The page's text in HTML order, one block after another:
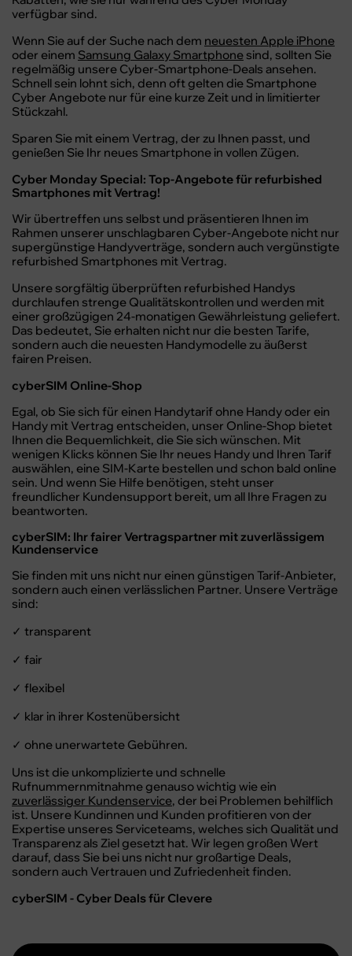
verfügbar sind.
Wenn Sie auf der Suche nach dem neuesten Apple iPhone
oder einem Samsung Galaxy Smartphone sind, sollten Sie
regelmäßig unsere Cyber-Smartphone-Deals ansehen.
Schnell sein lohnt sich, denn oft gelten die Smartphone
Cyber Angebote nur für eine kurze Zeit und in limitierter
Stückzahl.
Sparen Sie mit einem Vertrag, der zu Ihnen passt, und
genießen Sie Ihr neues Smartphone in vollen Zügen.
Cyber Monday Special: Top-Angebote für refurbished
Smartphones mit Vertrag!
Wir übertreffen uns selbst und präsentieren Ihnen im
Rahmen unserer unschlagbaren Cyber-Angebote nicht nur
supergünstige Handyverträge, sondern auch vergünstigte
refurbished Smartphones mit Vertrag.
Unsere sorgfältig überprüften refurbished Handys
durchlaufen strenge Qualitätskontrollen und werden mit
einer großzügigen 24-monatigen Gewährleistung geliefert.
Das bedeutet, Sie erhalten nicht nur die besten Tarife,
sondern auch die neuesten Handymodelle zu äußerst
fairen Preisen.
cyberSIM Online-Shop
Egal, ob Sie sich für einen Handytarif ohne Handy oder ein
Handy mit Vertrag entscheiden, unser Online-Shop bietet
Ihnen die Bequemlichkeit, die Sie sich wünschen. Mit
wenigen Klicks können Sie Ihr neues Handy und Ihren Tarif
auswählen, eine SIM-Karte bestellen und schon bald online
sein. Und wenn Sie Hilfe benötigen, steht unser
freundlicher Kundensupport bereit, um all Ihre Fragen zu
beantworten.
cyberSIM: Ihr fairer Vertragspartner mit zuverlässigem
Kundenservice
Sie finden mit uns nicht nur einen günstigen Tarif-Anbieter,
sondern auch einen verlässlichen Partner. Unsere Verträge
sind:
✓ transparent
✓ fair
✓ flexibel
✓ klar in ihrer Kostenübersicht
✓ ohne unerwartete Gebühren.
Uns ist die unkomplizierte und schnelle
Rufnummernmitnahme genauso wichtig wie ein
zuverlässiger Kundenservice, der bei Problemen behilflich
ist. Unsere Kundinnen und Kunden profitieren von der
Expertise unseres Serviceteams, welches sich Qualität und
Transparenz als Ziel gesetzt hat. Wir legen großen Wert
darauf, dass Sie bei uns nicht nur großartige Deals,
sondern auch Vertrauen und Zufriedenheit finden.
cyberSIM - Cyber Deals für Clevere